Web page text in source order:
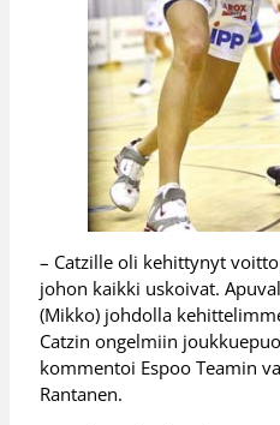
– Catzille oli kehittynyt
johon kaikki uskoivat.
(Mikko) johdolla
Catzin ongelmiin
kommentoi Espoo Teamin
Rantanen.